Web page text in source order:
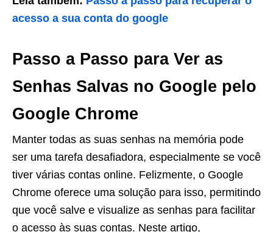
acesso a sua conta do google
Passo a Passo para Ver as
Senhas Salvas no Google pelo
Google Chrome
Manter todas as suas senhas na memória pode
ser uma tarefa desafiadora, especialmente se você
tiver várias contas online. Felizmente, o Google
Chrome oferece uma solução para isso, permitindo
que você salve e visualize as senhas para facilitar
o acesso às suas contas. Neste artigo,